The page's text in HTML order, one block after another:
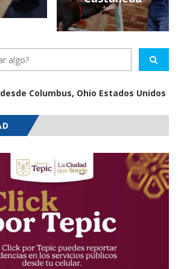
Columbus, Ohio Estados Unidos